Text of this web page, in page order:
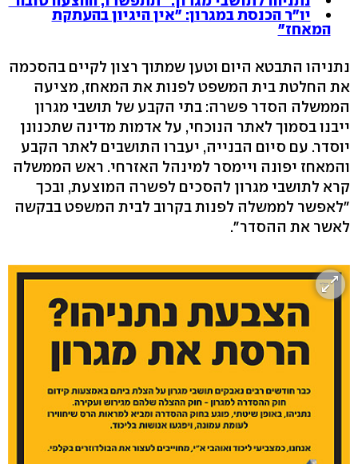
יו"ר הכנסת במגרון: "אין היגיון בהעתקת
המאחז"
נתניהו התבטא היום וטען שמתוך רצון לקיים בהסכמה
את החלטת בית המשפט לפנות את המאחז, מציעה
הממשלה הסדר פשרה: בתי הקבע של תושבי מגרון
ייבנו בסמוך לאתר הנוכחי, על אדמות מדינה שתכנונן
יוסדר. עם סיום הבנייה, יעברו התושבים לאתר הקבע
והמאחז יפונה ויימסר למינהל האזרחי. ראש הממשלה
קרא לתושבי מגרון להסכים לפשרה המוצעת, ובכך
"לאפשר לממשלה לפנות בקרוב לבית המשפט בבקשה
לאשר את ההסדר".